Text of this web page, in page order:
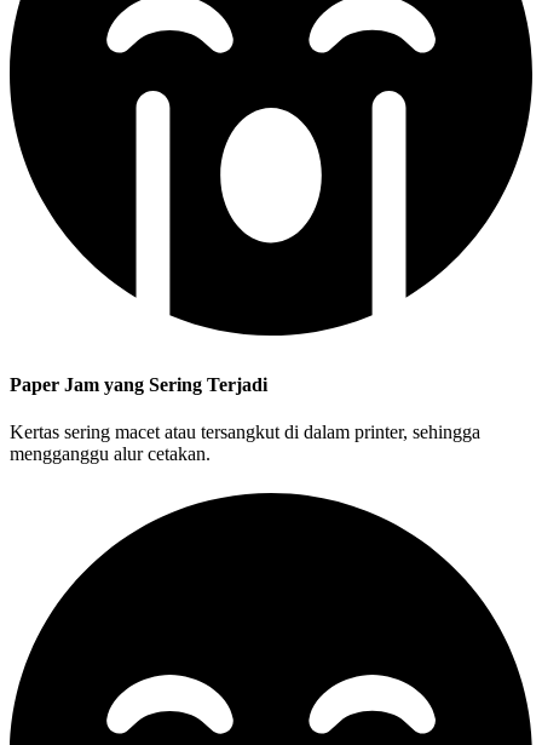
Paper Jam yang Sering Terjadi
Kertas sering macet atau tersangkut di dalam printer, sehingga
mengganggu alur cetakan.